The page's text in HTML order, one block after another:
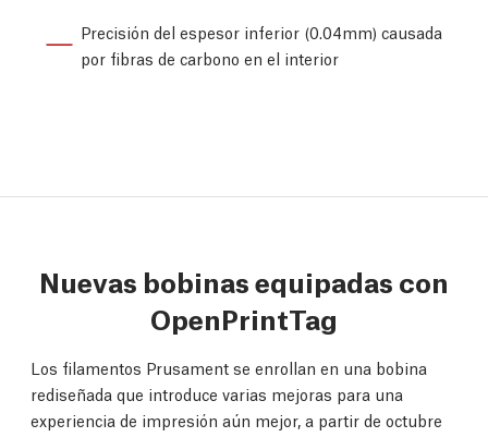
Precisión del espesor inferior (0.04mm) causada
por fibras de carbono en el interior
Nuevas bobinas equipadas con
OpenPrintTag
Los filamentos Prusament se enrollan en una bobina
rediseñada que introduce varias mejoras para una
experiencia de impresión aún mejor, a partir de octubre